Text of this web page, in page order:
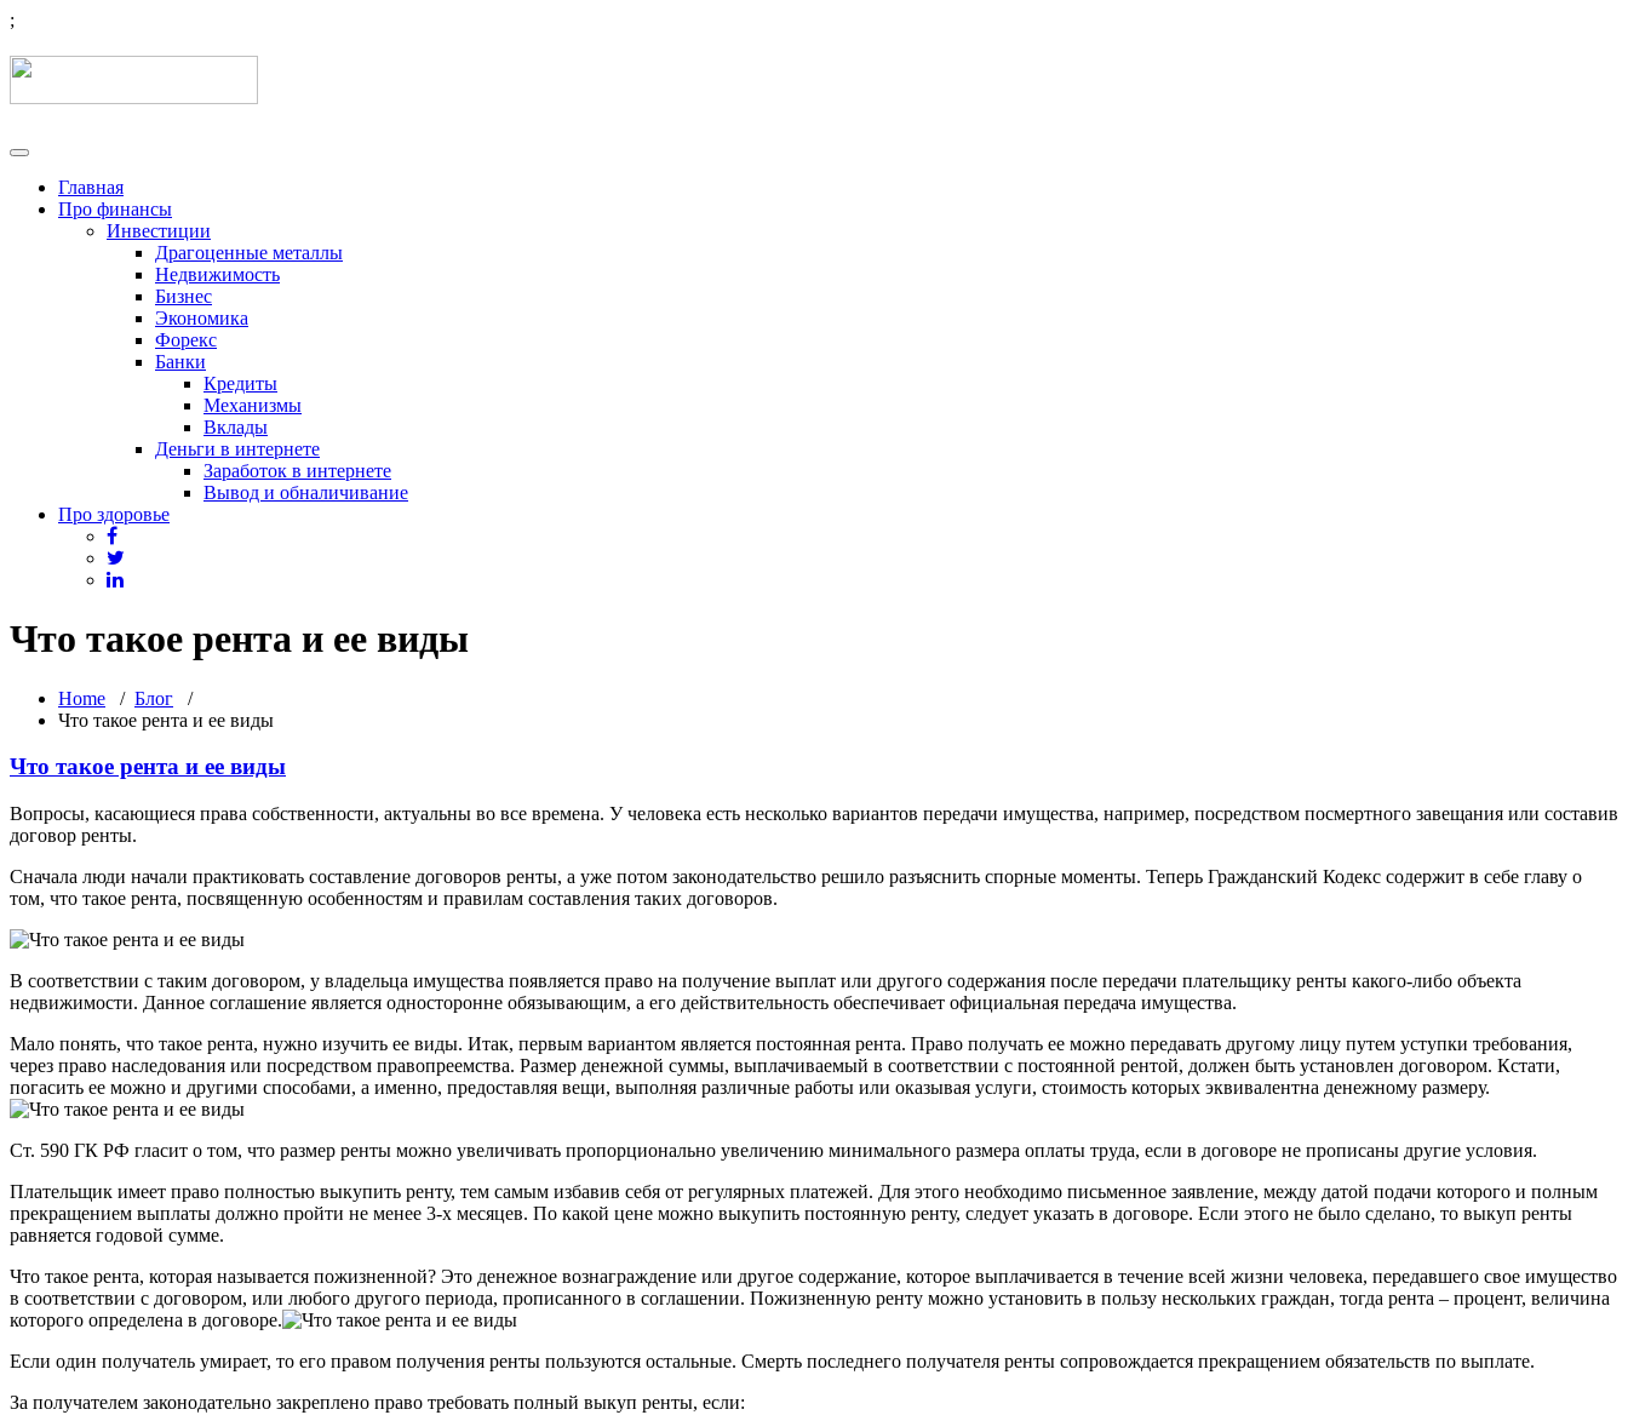
;
Показать/
Скрыть
навигацию
Главная
Про финансы
Инвестиции
Драгоценные металлы
Недвижимость
Бизнес
Экономика
Форекс
Банки
Кредиты
Механизмы
Вклады
Деньги в интернете
Заработок в интернете
Вывод и обналичивание
Про здоровье
Что такое рента и ее виды
Home / Блог /
Что такое рента и ее виды
Что такое рента и ее виды
Вопросы, касающиеся права собственности, актуальны во все времена. У человека есть несколько вариантов передачи имущества, например, посредством посмертного завещания или составив
договор ренты.
Сначала люди начали практиковать составление договоров ренты, а уже потом законодательство решило разъяснить спорные моменты. Теперь Гражданский Кодекс содержит в себе главу о
том, что такое рента, посвященную особенностям и правилам составления таких договоров.
В соответствии с таким договором, у владельца имущества появляется право на получение выплат или другого содержания после передачи плательщику ренты какого-либо объекта
недвижимости. Данное соглашение является односторонне обязывающим, а его действительность обеспечивает официальная передача имущества.
Мало понять, что такое рента, нужно изучить ее виды. Итак, первым вариантом является постоянная рента. Право получать ее можно передавать другому лицу путем уступки требования,
через право наследования или посредством правопреемства. Размер денежной суммы, выплачиваемый в соответствии с постоянной рентой, должен быть установлен договором. Кстати,
погасить ее можно и другими способами, а именно, предоставляя вещи, выполняя различные работы или оказывая услуги, стоимость которых эквивалентна денежному размеру.
Ст. 590 ГК РФ гласит о том, что размер ренты можно увеличивать пропорционально увеличению минимального размера оплаты труда, если в договоре не прописаны другие условия.
Плательщик имеет право полностью выкупить ренту, тем самым избавив себя от регулярных платежей. Для этого необходимо письменное заявление, между датой подачи которого и полным
прекращением выплаты должно пройти не менее 3-х месяцев. По какой цене можно выкупить постоянную ренту, следует указать в договоре. Если этого не было сделано, то выкуп ренты
равняется годовой сумме.
Что такое рента, которая называется пожизненной? Это денежное вознаграждение или другое содержание, которое выплачивается в течение всей жизни человека, передавшего свое имущество
в соответствии с договором, или любого другого периода, прописанного в соглашении. Пожизненную ренту можно установить в пользу нескольких граждан, тогда рента – процент, величина
которого определена в договоре.
Если один получатель умирает, то его правом получения ренты пользуются остальные. Смерть последнего получателя ренты сопровождается прекращением обязательств по выплате.
За получателем законодательно закреплено право требовать полный выкуп ренты, если: